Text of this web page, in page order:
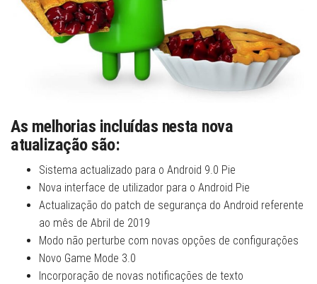
As melhorias incluídas nesta nova
atualização são:
Sistema actualizado para o Android 9.0 Pie
Nova interface de utilizador para o Android Pie
Actualização do patch de segurança do Android referente
ao mês de Abril de 2019
Modo não perturbe com novas opções de configurações
Novo Game Mode 3.0
Incorporação de novas notificações de texto